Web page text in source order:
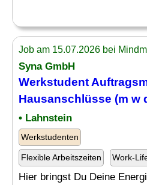
Job am 15.07.2026 bei
Syna GmbH
Werkstudent
Hausanschlüsse (m w
• Lahnstein
Werkstudenten
Flexible Arbeitszeiten Work-
Hier bringst Du Deine